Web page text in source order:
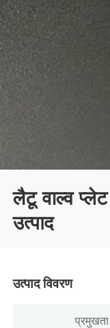
लैटू वाल्व
उत्पाद
उत्पाद विवरण
प्रमुखता